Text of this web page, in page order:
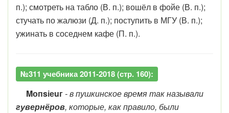
п.); смотреть на табло (В. п.); вошёл в фойе (В. п.);
стучать по жалюзи (Д. п.); поступить в МГУ (В. п.);
ужинать в соседнем кафе (П. п.).
№311 учебника 2011-2018 (стр. 160):
Mопsіеuг- в пушкинское время так называли
гувернёров, которые, как правило, были